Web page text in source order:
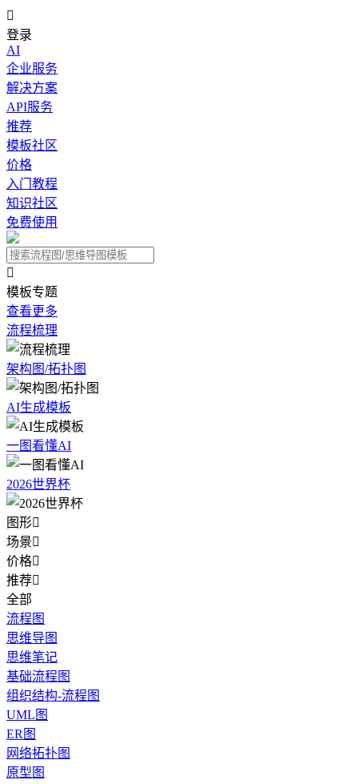

登录
AI
企业服务
解决方案
API服务
推荐
模板社区
价格
入门教程
知识社区
免费使用

模板专题
查看更多
流程梳理
架构图/拓扑图
AI生成模板
一图看懂AI
2026世界杯
图形
场景
价格
推荐
全部
流程图
思维导图
思维笔记
基础流程图
组织结构-流程图
UML图
ER图
网络拓扑图
原型图